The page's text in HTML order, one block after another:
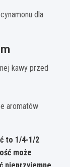
dla
kawy przed
aromatów
to 1/4-1/2
może